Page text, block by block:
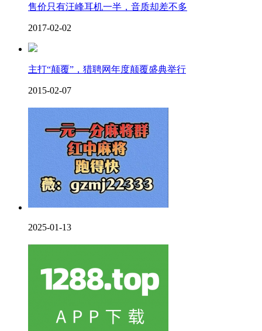
售价只有汪峰耳机一半，音质却差不多
2017-02-02
主打“颠覆”，猎聘网年度颠覆盛典举行
2015-02-07
2025-01-13